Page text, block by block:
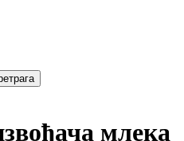
млека